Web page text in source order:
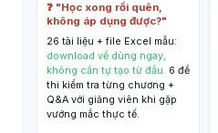
❓ "Học xong rồi quên,
không áp dụng được?"
26 tài liệu + file Excel mẫu:
download về dùng ngay,
không cần tự tạo từ đầu. 6 đề
thi kiểm tra từng chương +
Q&A với giảng viên khi gặp
vướng mắc thực tế.